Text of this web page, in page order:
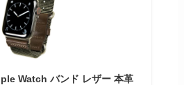
Watch バンド レザー 本革